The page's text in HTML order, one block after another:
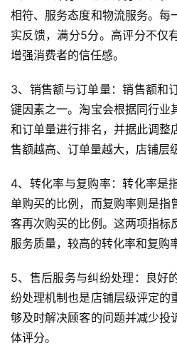
相符、服务态度和物流服务。每
实反馈，满分5分。高评分不仅
增强消费者的信任感。
3、销售额与订单量：销售额和
键因素之一。淘宝会根据同行业
和订单量进行排名，并据此调整
售额越高、订单量越大，店铺层
4、转化率与复购率：转化率是
单购买的比例，而复购率则是指
客再次购买的比例。这两项指标
服务质量，较高的转化率和复购
5、售后服务与纠纷处理：良好
纷处理机制也是店铺层级评定的
够及时解决顾客的问题并减少投
体评分。